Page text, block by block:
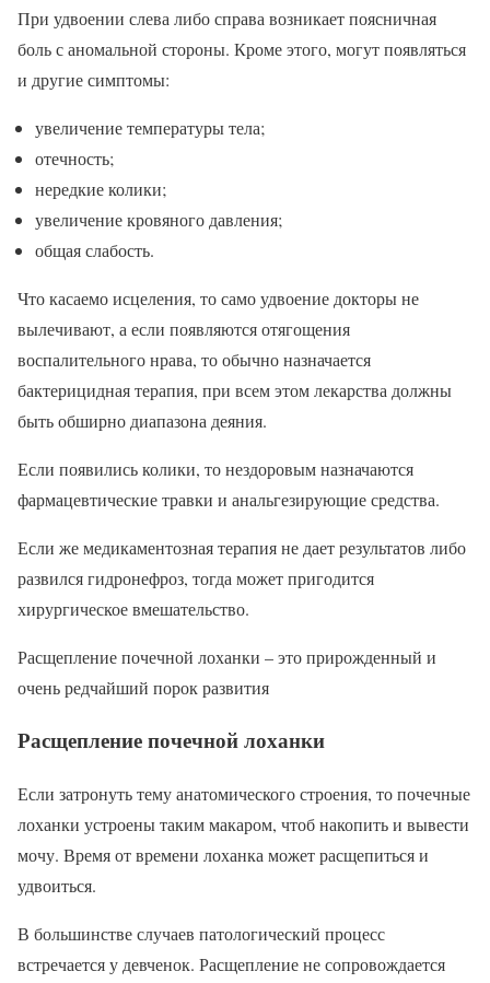
При удвоении слева либо справа возникает поясничная
боль с аномальной стороны. Кроме этого, могут появляться
и другие симптомы:
увеличение температуры тела;
отечность;
нередкие колики;
увеличение кровяного давления;
общая слабость.
Что касаемо исцеления, то само удвоение докторы не
вылечивают, а если появляются отягощения
воспалительного нрава, то обычно назначается
бактерицидная терапия, при всем этом лекарства должны
быть обширно диапазона деяния.
Если появились колики, то нездоровым назначаются
фармацевтические травки и анальгезирующие средства.
Если же медикаментозная терапия не дает результатов либо
развился гидронефроз, тогда может пригодится
хирургическое вмешательство.
Расщепление почечной лоханки – это прирожденный и
очень редчайший порок развития
Расщепление почечной лоханки
Если затронуть тему анатомического строения, то почечные
лоханки устроены таким макаром, чтоб накопить и вывести
мочу. Время от времени лоханка может расщепиться и
удвоиться.
В большинстве случаев патологический процесс
встречается у девченок. Расщепление не сопровождается